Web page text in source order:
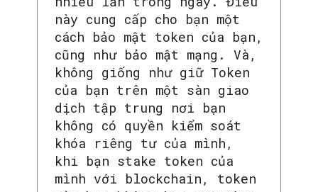
này cung cấp cho bạn một
cách bảo mật token của bạn,
cũng như bảo mật mạng. Và,
không giống như giữ Token
của bạn trên một sàn giao
dịch tập trung nơi bạn
không có quyền kiểm soát
khóa riêng tư của mình,
khi bạn stake token của
mình với blockchain, token